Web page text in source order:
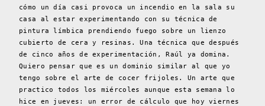
cómo un día casi provoca un incendio en la sala su
casa al estar experimentando con su técnica de
pintura límbica prendiendo fuego sobre un lienzo
cubierto de cera y resinas. Una técnica que después
de cinco años de experimentación, Raúl ya domina.
Quiero pensar que es un dominio similar al que yo
tengo sobre el arte de cocer frijoles. Un arte que
practico todos los miércoles aunque esta semana lo
hice en jueves: un error de cálculo que hoy viernes